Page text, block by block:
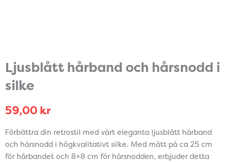
Ljusblått hårband och hårsnodd i
silke
59,00 kr
Förbättra din retrostil med vårt eleganta ljusblått hårband
och hårsnodd i högkvalitativt silke. Med mått på ca 25 cm
för hårbandet och 8×8 cm för hårsnodden, erbjuder detta